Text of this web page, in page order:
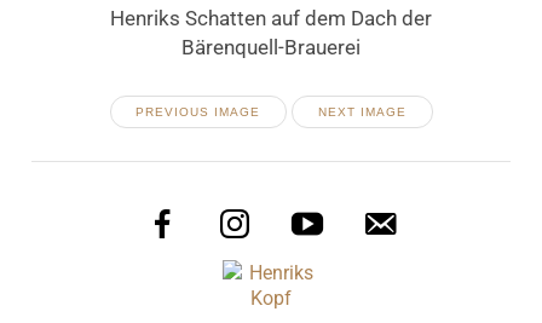
Henriks Schatten auf dem Dach der
Bärenquell-Brauerei
PREVIOUS IMAGE NEXT IMAGE